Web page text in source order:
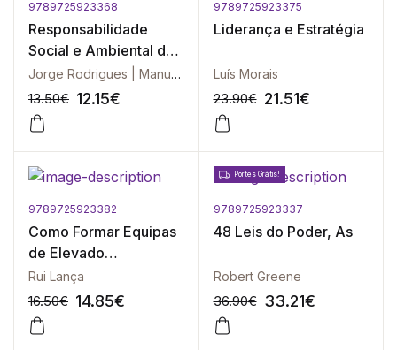
9789725923368
Responsabilidade
Social e Ambiental das
Empresas
Jorge Rodrigues | Manuela Duarte
13.50€ 12.15€
9789725923375
Liderança e Estratégia
Luís Morais
23.90€ 21.51€
9789725923382
Como Formar Equipas
de Elevado
Desempenho
Rui Lança
16.50€ 14.85€
Portes Grátis!
9789725923337
48 Leis do Poder, As
Robert Greene
36.90€ 33.21€